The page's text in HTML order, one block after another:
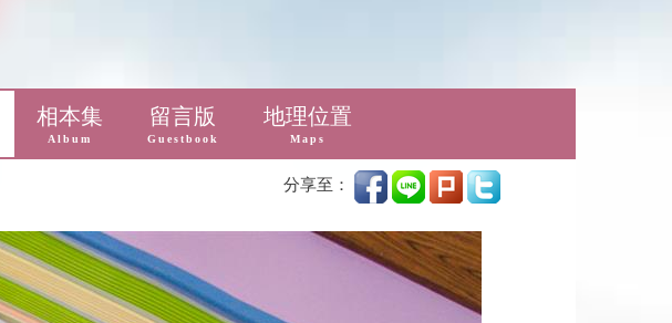
相本集
Album
留言版
Guestbook
地理位置
Maps
分享至：